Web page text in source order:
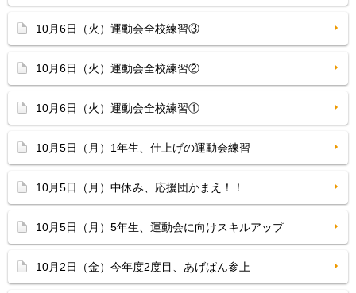
10月6日（火）運動会全校練習③
10月6日（火）運動会全校練習②
10月6日（火）運動会全校練習①
10月5日（月）1年生、仕上げの運動会練習
10月5日（月）中休み、応援団かまえ！！
10月5日（月）5年生、運動会に向けスキルアップ
10月2日（金）今年度2度目、あげぱん参上